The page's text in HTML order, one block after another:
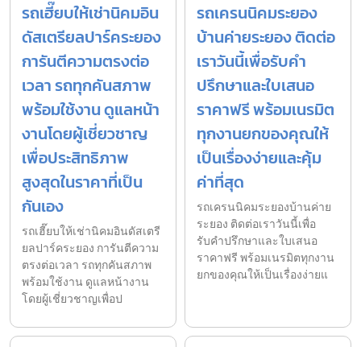
รถเฮี๊ยบให้เช่านิคมอิน
ดัสเตรียลปาร์คระยอง
การันตีความตรงต่อ
เวลา รถทุกคันสภาพ
พร้อมใช้งาน ดูแลหน้า
งานโดยผู้เชี่ยวชาญ
เพื่อประสิทธิภาพ
สูงสุดในราคาที่เป็น
กันเอง
รถเฮี๊ยบให้เช่านิคมอินดัสเตรี
ยลปาร์คระยอง การันตีความ
ตรงต่อเวลา รถทุกคันสภาพ
พร้อมใช้งาน ดูแลหน้างาน
โดยผู้เชี่ยวชาญเพื่อป
รถเครนนิคมระยอง
บ้านค่ายระยอง ติดต่อ
เราวันนี้เพื่อรับคำ
ปรึกษาและใบเสนอ
ราคาฟรี พร้อมเนรมิต
ทุกงานยกของคุณให้
เป็นเรื่องง่ายและคุ้ม
ค่าที่สุด
รถเครนนิคมระยองบ้านค่าย
ระยอง ติดต่อเราวันนี้เพื่อ
รับคำปรึกษาและใบเสนอ
ราคาฟรี พร้อมเนรมิตทุกงาน
ยกของคุณให้เป็นเรื่องง่ายแ